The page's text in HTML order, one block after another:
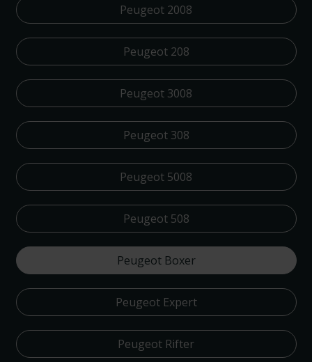
Peugeot 2008
Peugeot 208
Peugeot 3008
Peugeot 308
Peugeot 5008
Peugeot 508
Peugeot Boxer
Peugeot Expert
Peugeot Rifter